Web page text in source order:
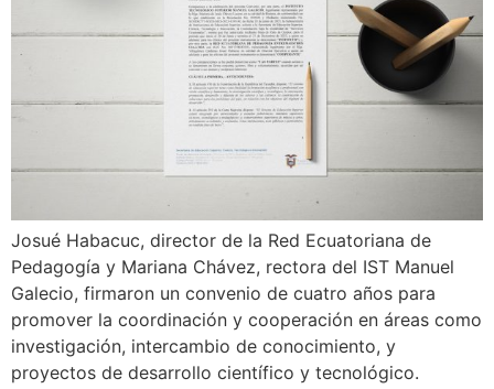
Josué Habacuc, director de la Red Ecuatoriana de
Pedagogía y Mariana Chávez, rectora del IST Manuel
Galecio, firmaron un convenio de cuatro años para
promover la coordinación y cooperación en áreas como
investigación, intercambio de conocimiento, y
proyectos de desarrollo científico y tecnológico.